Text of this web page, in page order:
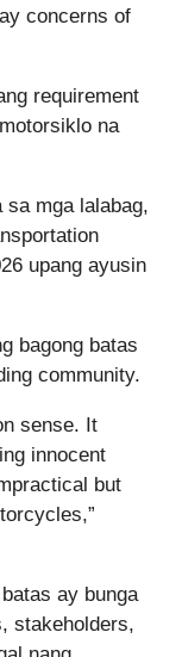
concerns of
requirement
na
sa mga lalabag,
upang ayusin
bagong batas
community.
sense. It
innocent
but
ay bunga
stakeholders,